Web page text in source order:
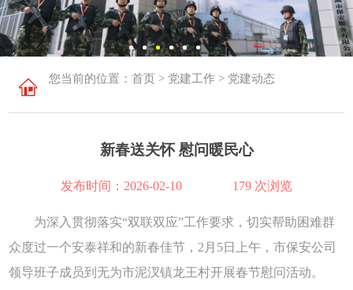
您当前的位置：​​​​首页 > 党建工作 > 党建动态
新春送关怀 慰问暖民心
发布时间：2026-02-10 179 次浏览
为深入贯彻落实“双联双应”工作要求，切实帮助困难群
众度过一个安泰祥和的新春佳节，2月5日上午，市保安公司
领导班子成员到无为市泥汊镇龙王村开展春节慰问活动。